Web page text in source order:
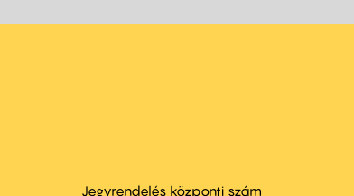
Jegyrendelés központi szám